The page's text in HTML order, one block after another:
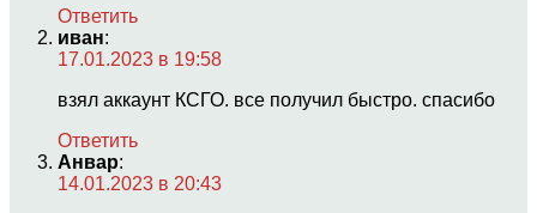
Ответить
иван:
17.01.2023 в 19:58
взял аккаунт КСГО. все получил быстро. спасибо
Ответить
Анвар:
14.01.2023 в 20:43